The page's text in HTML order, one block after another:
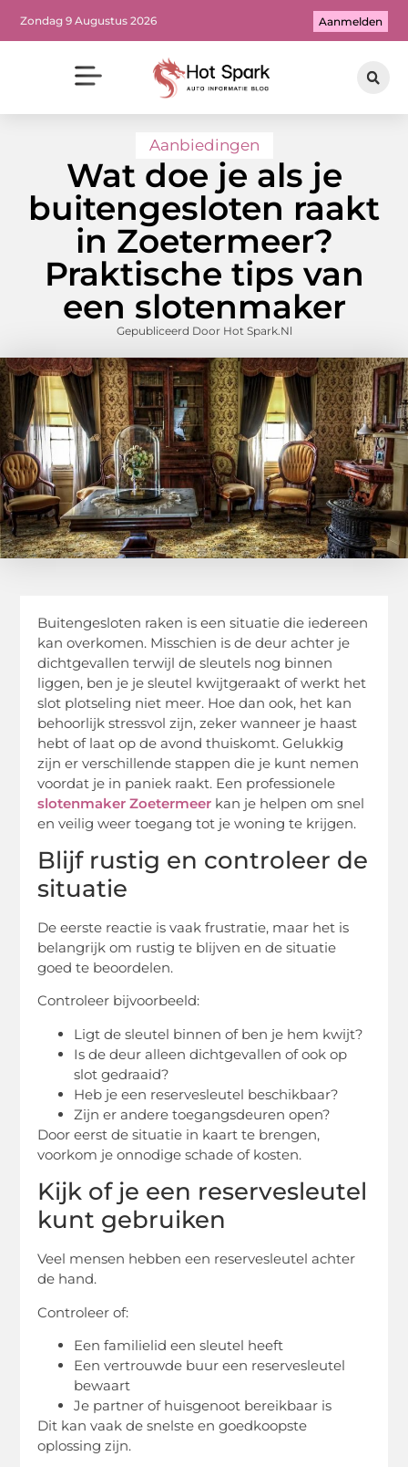
Zondag 9 Augustus 2026 Aanmelden
Aanbiedingen
Wat doe je als je
buitengesloten raakt
in Zoetermeer?
Praktische tips van
een slotenmaker
Gepubliceerd Door Hot Spark.nl
Buitengesloten raken is een situatie die iedereen
kan overkomen. Misschien is de deur achter je
dichtgevallen terwijl de sleutels nog binnen
liggen, ben je je sleutel kwijtgeraakt of werkt het
slot plotseling niet meer. Hoe dan ook, het kan
behoorlijk stressvol zijn, zeker wanneer je haast
hebt of laat op de avond thuiskomt. Gelukkig
zijn er verschillende stappen die je kunt nemen
voordat je in paniek raakt. Een professionele
slotenmaker Zoetermeer kan je helpen om snel
en veilig weer toegang tot je woning te krijgen.
Blijf rustig en controleer de
situatie
De eerste reactie is vaak frustratie, maar het is
belangrijk om rustig te blijven en de situatie
goed te beoordelen.
Controleer bijvoorbeeld:
Ligt de sleutel binnen of ben je hem kwijt?
Is de deur alleen dichtgevallen of ook op
slot gedraaid?
Heb je een reservesleutel beschikbaar?
Zijn er andere toegangsdeuren open?
Door eerst de situatie in kaart te brengen,
voorkom je onnodige schade of kosten.
Kijk of je een reservesleutel
kunt gebruiken
Veel mensen hebben een reservesleutel achter
de hand.
Controleer of:
Een familielid een sleutel heeft
Een vertrouwde buur een reservesleutel
bewaart
Je partner of huisgenoot bereikbaar is
Dit kan vaak de snelste en goedkoopste
oplossing zijn.